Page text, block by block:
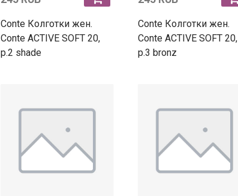
Conte Колготки жен.
Conte ACTIVE SOFT 20,
p.2 shade
Conte Колготки жен.
Conte ACTIVE SOFT 20,
p.3 bronz